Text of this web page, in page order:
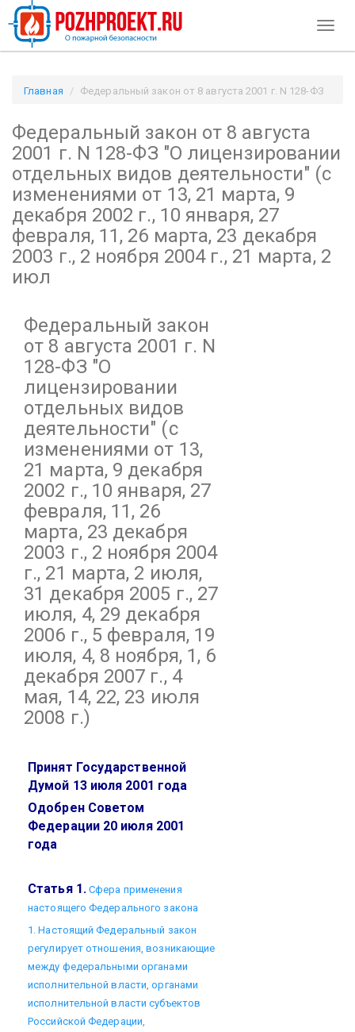
Главная
Федеральный закон от 8 августа 2001 г. N 128-ФЗ
(с изменениями от 13, 21 марта, 9 декабря 2002 г., 10 января,
27 февраля, 11, 26 марта, 23 декабря 2003 г., 2 ноября 2004 г.,
21 марта, 2 июл / Pozhproekt.ru
Федеральный закон от 8 августа
2001 г. N 128-ФЗ "О лицензировании
отдельных видов деятельности" (с
изменениями от 13, 21 марта, 9
декабря 2002 г., 10 января, 27
февраля, 11, 26 марта, 23 декабря
2003 г., 2 ноября 2004 г., 21 марта, 2
июл
Федеральный закон
от 8 августа 2001 г. N
128-ФЗ "О
лицензировании
отдельных видов
деятельности" (с
изменениями от 13,
21 марта, 9 декабря
2002 г., 10 января, 27
февраля, 11, 26
марта, 23 декабря
2003 г., 2 ноября 2004
г., 21 марта, 2 июля,
31 декабря 2005 г., 27
июля, 4, 29 декабря
2006 г., 5 февраля, 19
июля, 4, 8 ноября, 1, 6
декабря 2007 г., 4
мая, 14, 22, 23 июля
2008 г.)
Принят Государственной
Думой 13 июля 2001 года
Одобрен Советом
Федерации 20 июля 2001
года
Статья 1.Сфера применения
настоящего Федерального закона
1. Настоящий Федеральный закон
регулирует отношения, возникающие
между федеральными органами
исполнительной власти, органами
исполнительной власти субъектов
Российской Федерации,